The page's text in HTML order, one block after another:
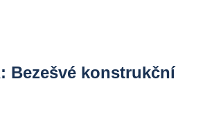
Bezešvé konstrukční